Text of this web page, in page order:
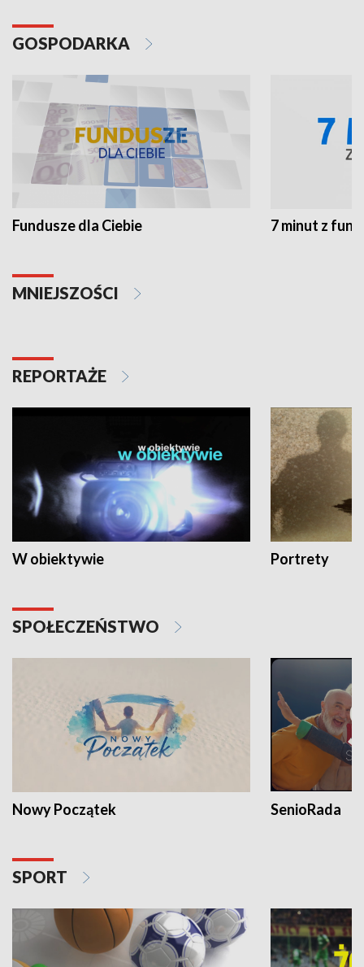
GOSPODARKA
Fundusze dla Ciebie 7 minut z
MNIEJSZOŚCI
REPORTAŻE
W obiektywie Portrety
SPOŁECZEŃSTWO
Nowy Początek SenioRada
SPORT